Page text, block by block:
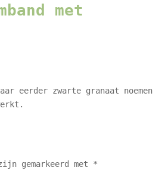
met
eerder zwarte granaat noemen
gemarkeerd met *